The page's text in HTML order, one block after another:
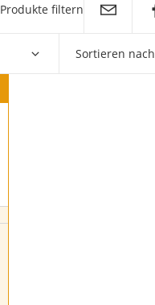
Produkte filtern
Sortieren nach